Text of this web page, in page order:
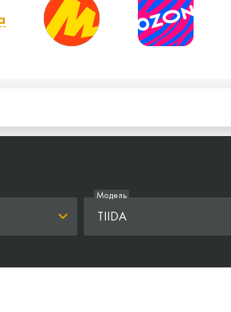
TIIDA
Модель